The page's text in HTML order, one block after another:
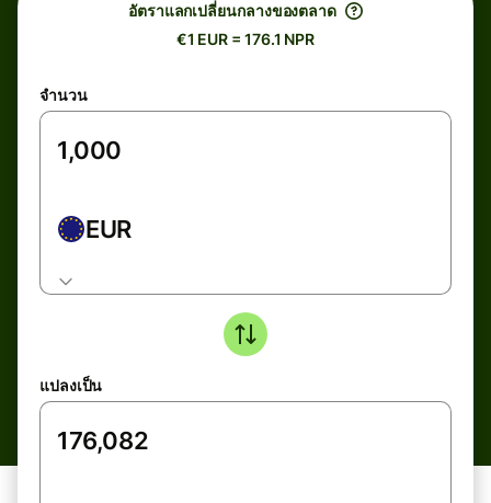
อัตราแลกเปลี่ยนกลางของตลาด
€1 EUR = 176.1 NPR
จำนวน
EUR
แปลงเป็น